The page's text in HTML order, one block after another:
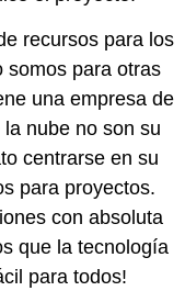
recursos para los
somos para otras
una empresa de
nube no son su
centrarse en su
para proyectos.
con absoluta
que la tecnología
para todos!